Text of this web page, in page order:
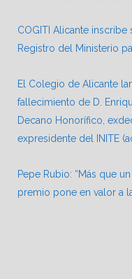
COGITI Alicante
Registro del Ministerio
El Colegio de Alicante
fallecimiento de D.
Decano Honorífico,
expresidente del INITE
Pepe Rubio: “Más que
premio pone en valor a